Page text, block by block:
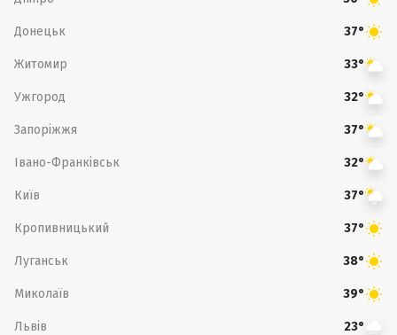
Донецьк 37°
Житомир 33°
Ужгород 32°
Запоріжжя 37°
Івано-Франківськ 32°
Київ 37°
Кропивницький 37°
Луганськ 38°
Миколаїв 39°
Львів 23°